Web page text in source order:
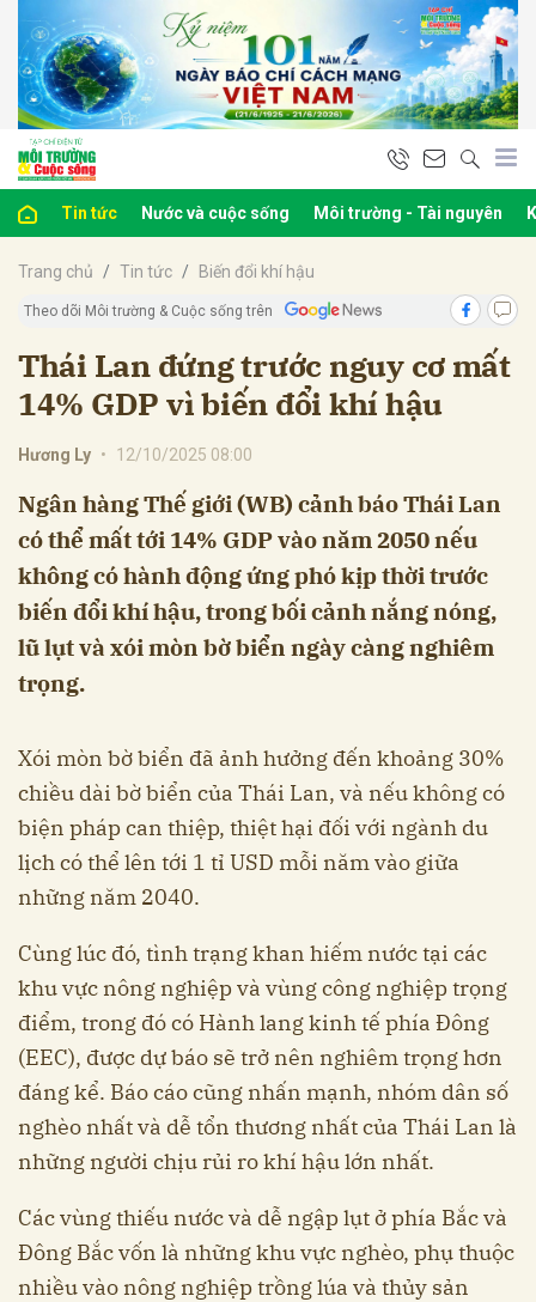
Tin tức Nước và cuộc sống Môi trường - Tài nguyên
Trang chủ Tin tức Biến đổi khí hậu
Theo dõi Môi trường & Cuộc sống trên
Thái Lan đứng trước nguy cơ mất
14% GDP vì biến đổi khí hậu
Hương Ly • 12/10/2025 08:00
Ngân hàng Thế giới (WB) cảnh báo Thái Lan
có thể mất tới 14% GDP vào năm 2050 nếu
không có hành động ứng phó kịp thời trước
biến đổi khí hậu, trong bối cảnh nắng nóng,
lũ lụt và xói mòn bờ biển ngày càng nghiêm
trọng.
Xói mòn bờ biển đã ảnh hưởng đến khoảng 30%
chiều dài bờ biển của Thái Lan, và nếu không có
biện pháp can thiệp, thiệt hại đối với ngành du
lịch có thể lên tới 1 tỉ USD mỗi năm vào giữa
những năm 2040.
Cùng lúc đó, tình trạng khan hiếm nước tại các
khu vực nông nghiệp và vùng công nghiệp trọng
điểm, trong đó có Hành lang kinh tế phía Đông
(EEC), được dự báo sẽ trở nên nghiêm trọng hơn
đáng kể. Báo cáo cũng nhấn mạnh, nhóm dân số
nghèo nhất và dễ tổn thương nhất của Thái Lan là
những người chịu rủi ro khí hậu lớn nhất.
Các vùng thiếu nước và dễ ngập lụt ở phía Bắc và
Đông Bắc vốn là những khu vực nghèo, phụ thuộc
nhiều vào nông nghiệp trồng lúa và thủy sản
luận
Hủy